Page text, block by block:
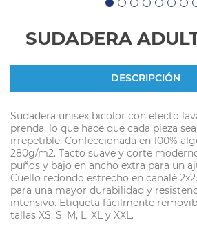
SUDADERA
DESCRIPCIÓN
Sudadera unisex bicolor con efecto
prenda, lo que hace que cada pieza
irrepetible. Confeccionada en 100%
280g/m2. Tacto suave y corte
puños y bajo en ancho extra para un
Cuello redondo estrecho en canalé
para una mayor durabilidad y
intensivo. Etiqueta fácilmente
tallas XS, S, M, L, XL y XXL.